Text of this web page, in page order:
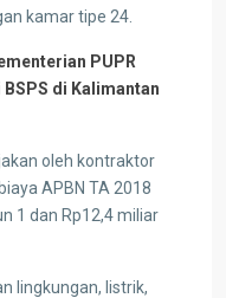
kamar tipe 24.
PUPR
di Kalimantan
oleh kontraktor
APBN TA 2018
1 dan Rp12,4 miliar
lingkungan, listrik,